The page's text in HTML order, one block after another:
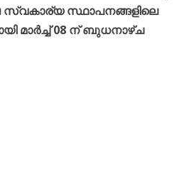
സ്വകാര്യ സ്ഥാപനങ്ങളിലെ
മാർച്ച് 08 ന് ബുധനാഴ്ച